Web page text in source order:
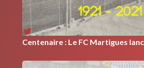
Centenaire : Le FC Martigues